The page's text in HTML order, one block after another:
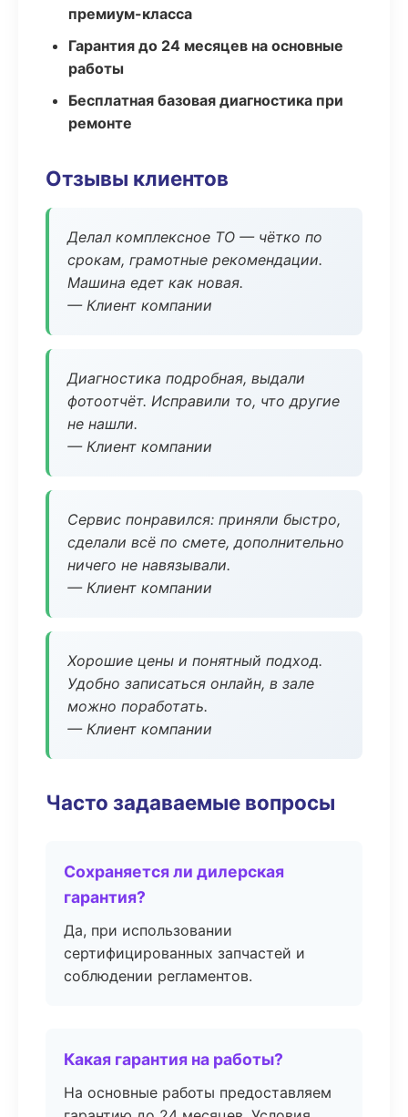
премиум-класса
Гарантия до 24 месяцев на основные
работы
Бесплатная базовая диагностика при
ремонте
Отзывы клиентов
Делал комплексное ТО — чётко по
срокам, грамотные рекомендации.
Машина едет как новая.
— Клиент компании
Диагностика подробная, выдали
фотоотчёт. Исправили то, что другие
не нашли.
— Клиент компании
Сервис понравился: приняли быстро,
сделали всё по смете, дополнительно
ничего не навязывали.
— Клиент компании
Хорошие цены и понятный подход.
Удобно записаться онлайн, в зале
можно поработать.
— Клиент компании
Часто задаваемые вопросы
Сохраняется ли дилерская
гарантия?
Да, при использовании
сертифицированных запчастей и
соблюдении регламентов.
Какая гарантия на работы?
На основные работы предоставляем